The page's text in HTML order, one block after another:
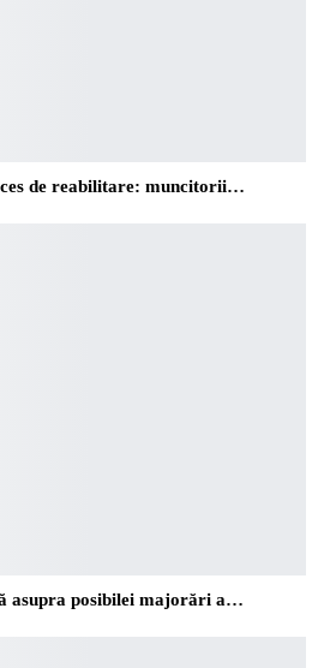
de reabilitare: muncitorii…
asupra posibilei majorări a…